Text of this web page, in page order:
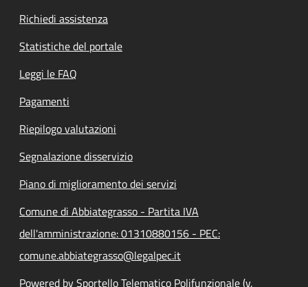
Richiedi assistenza
Statistiche del portale
Leggi le FAQ
Pagamenti
Riepilogo valutazioni
Segnalazione disservizio
Piano di miglioramento dei servizi
Comune di Abbiategrasso - Partita IVA
dell'amministrazione: 01310880156 - PEC:
comune.abbiategrasso@legalpec.it
Powered by Sportello Telematico Polifunzionale (v.